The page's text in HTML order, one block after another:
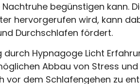
begünstigen kann.
hervorgerufen wird, kann
Durchschlafen fördert.
Hypnagoge Licht
Abbau von Stress und
dem Schlafengehen zu